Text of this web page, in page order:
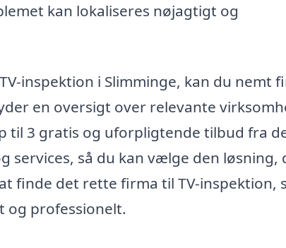
kan lokaliseres nøjagtigt og
inspektion i Slimminge, kan du nemt
en oversigt over relevante
til 3 gratis og uforpligtende tilbud fra
services, så du kan vælge den løsning,
finde det rette firma til TV-inspektion,
og professionelt.